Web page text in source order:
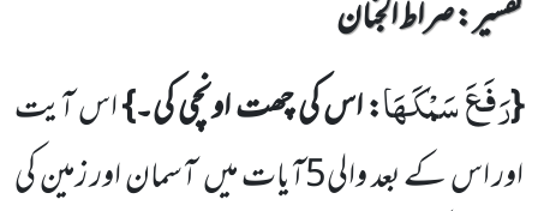
تفسیر : ‎صراط الجنان
{رَفَعَ سَمْكَهَا: اس کی چھت اونچی کی۔}اس آیت
اور اس کے بعد والی5آیات میںآسمان اور زمین کی